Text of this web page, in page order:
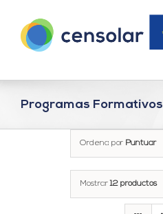
contenido
Programas Formativos
Ordena por Puntuar
Mostrar12 productos